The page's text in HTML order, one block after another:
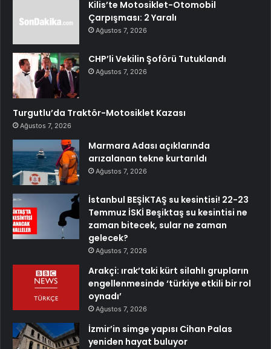
Kilis’te Motosiklet-Otomobil
Çarpışması: 2 Yaralı
Ağustos 7, 2026
CHP’li Vekilin Şoförü Tutuklandı
Ağustos 7, 2026
Turgutlu’da Traktör-Motosiklet Kazası
Ağustos 7, 2026
Marmara Adası açıklarında
arızalanan tekne kurtarıldı
Ağustos 7, 2026
İstanbul BEŞİKTAŞ su kesintisi! 22-23
Temmuz İSKİ Beşiktaş su kesintisi ne
zaman bitecek, sular ne zaman
gelecek?
Ağustos 7, 2026
Arakçi: ırak’taki kürt silahlı grupların
engellenmesinde ‘türkiye etkili bir rol
oynadı’
Ağustos 7, 2026
İzmir’in simge yapısı Cihan Palas
yeniden hayat buluyor